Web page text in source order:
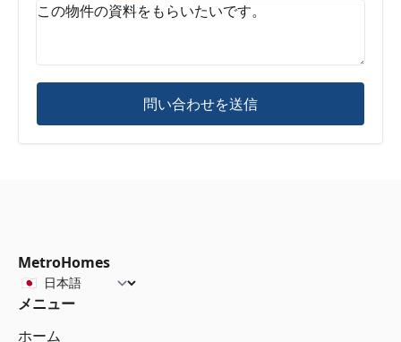
問い合わせを送信
MetroHomes
メニュー
ホーム